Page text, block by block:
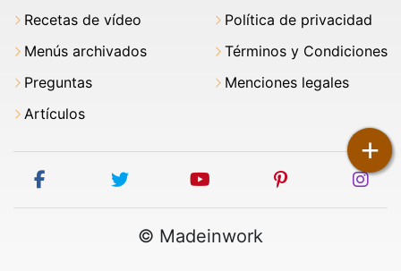
+
Recetas de vídeo
Menús archivados
Preguntas
Artículos
Política de privacidad
Términos y Condiciones
Menciones legales
facebook twitter youtube pinterest
© Madeinwork